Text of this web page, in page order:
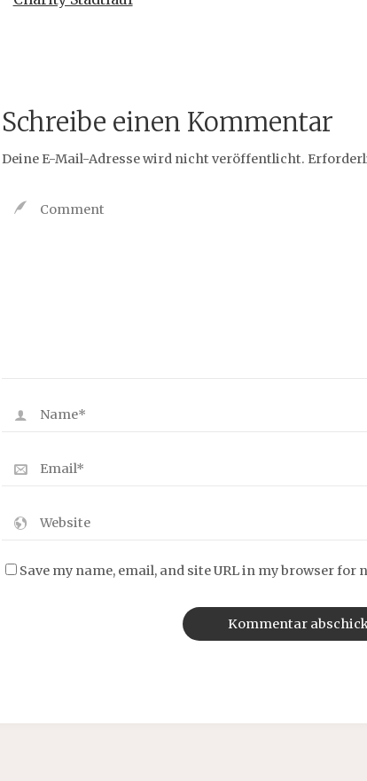
Schreibe einen Kommentar
Deine E-Mail-Adresse wird nicht veröffentlicht.
Save my name, email, and site URL in my browser